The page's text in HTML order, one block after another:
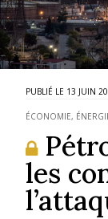
13 JUIN
ÉCONOMIE,
les